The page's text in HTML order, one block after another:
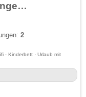
Gästehaus & Ferienwohnungen Arenth Forellenhof
2
· Kinderbett · Urlaub mit